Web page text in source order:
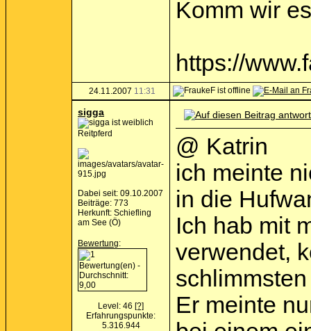
Komm wir
https://
24.11.2007 11:31
sigga
Reitpferd
Dabei seit: 09.10.2007
Beiträge: 773
Herkunft: Schiefling
am See (Ö)
Bewertung:
Level: 46 [?]
Erfahrungspunkte:
5.316.944
@ Katrin
ich meinte
in die
Ich hab mit
verwendet,
Er meinte